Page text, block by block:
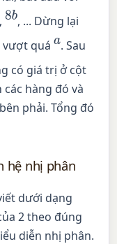
8b, ... Dừng lại
vượt quáa. Sau
có giá trị ở cột
hàng đó và
phải. Tổng đó
hệ nhị phân
dưới dạng
2 theo đúng
diễn nhị phân.